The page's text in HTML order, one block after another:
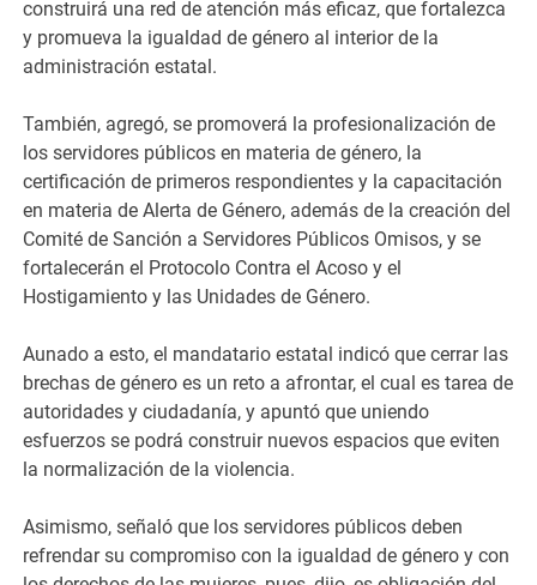
construirá una red de atención más eficaz, que fortalezca
y promueva la igualdad de género al interior de la
administración estatal.
También, agregó, se promoverá la profesionalización de
los servidores públicos en materia de género, la
certificación de primeros respondientes y la capacitación
en materia de Alerta de Género, además de la creación del
Comité de Sanción a Servidores Públicos Omisos, y se
fortalecerán el Protocolo Contra el Acoso y el
Hostigamiento y las Unidades de Género.
Aunado a esto, el mandatario estatal indicó que cerrar las
brechas de género es un reto a afrontar, el cual es tarea de
autoridades y ciudadanía, y apuntó que uniendo
esfuerzos se podrá construir nuevos espacios que eviten
la normalización de la violencia.
Asimismo, señaló que los servidores públicos deben
refrendar su compromiso con la igualdad de género y con